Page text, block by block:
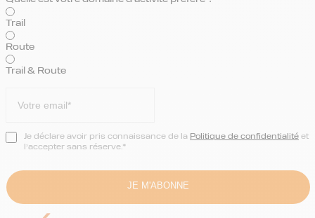
Trail
Route
Trail & Route
Je déclare avoir pris connaissance de la Politique de confidentialité et
l’accepter sans réserve.*